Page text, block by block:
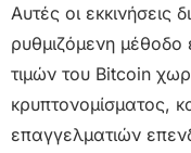
Αυτές οι εκκινήσεις
ρυθμιζόμενη μέθοδο
τιμών του Bitcoin
κρυπτονομίσματος,
επαγγελματιών